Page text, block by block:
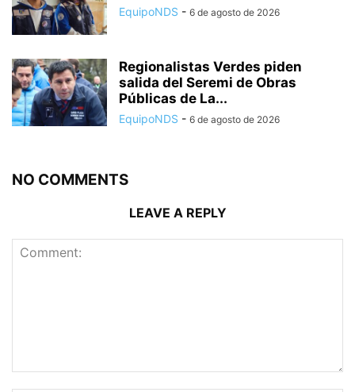
EquipoNDS - 6 de agosto de 2026
Regionalistas Verdes piden
salida del Seremi de Obras
Públicas de La...
EquipoNDS - 6 de agosto de 2026
NO COMMENTS
LEAVE A REPLY